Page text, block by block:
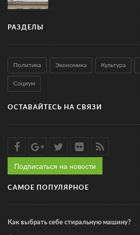
РАЗДЕЛЫ
Политика Экономика Культура
Социум
ОСТАВАЙТЕСЬ НА СВЯЗИ
Подписаться на новости
САМОЕ ПОПУЛЯРНОЕ
Как выбрать себе стиральную машину?